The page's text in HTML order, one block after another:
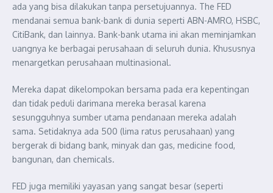
ada yang bisa dilakukan tanpa persetujuannya. The FED
mendanai semua bank-bank di dunia seperti ABN-AMRO, HSBC,
CitiBank, dan lainnya. Bank-bank utama ini akan meminjamkan
uangnya ke berbagai perusahaan di seluruh dunia. Khususnya
menargetkan perusahaan multinasional.
Mereka dapat dikelompokan bersama pada era kepentingan
dan tidak peduli darimana mereka berasal karena
sesungguhnya sumber utama pendanaan mereka adalah
sama. Setidaknya ada 500 (lima ratus perusahaan) yang
bergerak di bidang bank, minyak dan gas, medicine food,
bangunan, dan chemicals.
FED juga memiliki yayasan yang sangat besar (seperti